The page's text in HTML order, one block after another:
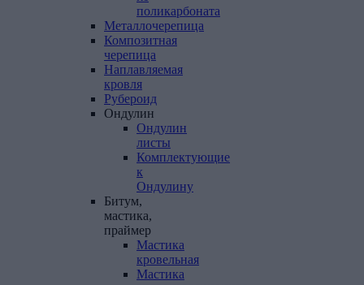
поликарбоната
Металлочерепица
Композитная
черепица
Наплавляемая
кровля
Рубероид
Ондулин
Ондулин
листы
Комплектующие
к
Ондулину
Битум,
мастика,
праймер
Мастика
кровельная
Мастика